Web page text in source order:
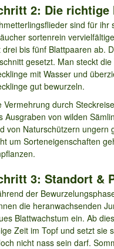
2: Die richtige
sind für ihr
sortenrein
drei bis fünf Blattpaaren ab.
gesetzt. Man steckt
mit Wasser und
gut bewurzeln.
Vermehrung durch
Ausgraben von wilden
von Naturschützern ungern
um Sorteneigenschaften
3: Standort &
der
die heranwachsenden
Blattwachstum ein. Ab
Zeit im Topf und setzt sie
nicht nass sein darf.